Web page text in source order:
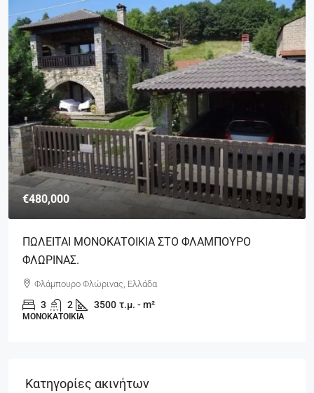
€480,000
ΠΩΛΕΙΤΑΙ ΜΟΝΟΚΑΤΟΙΚΙΑ ΣΤΟ ΦΛΑΜΠΟΥΡΟ
ΦΛΩΡΙΝΑΣ.
Φλάμπουρο Φλώρινας, Ελλάδα
3 2 3500 τ.μ. - m²
ΜΟΝΟΚΑΤΟΙΚΊΑ
Κατηγορίες ακινήτων